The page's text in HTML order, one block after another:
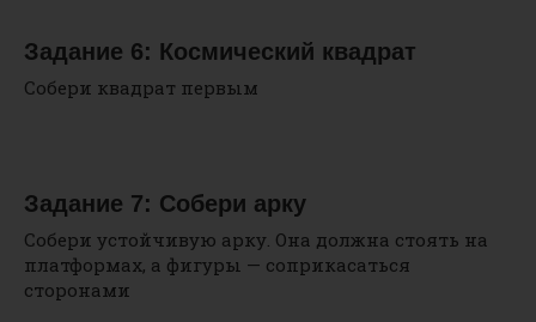
Задание 6: Космический квадрат
Собери квадрат первым
Задание 7: Собери арку
Собери устойчивую арку. Она должна стоять на
платформах, а фигуры — соприкасаться
сторонами